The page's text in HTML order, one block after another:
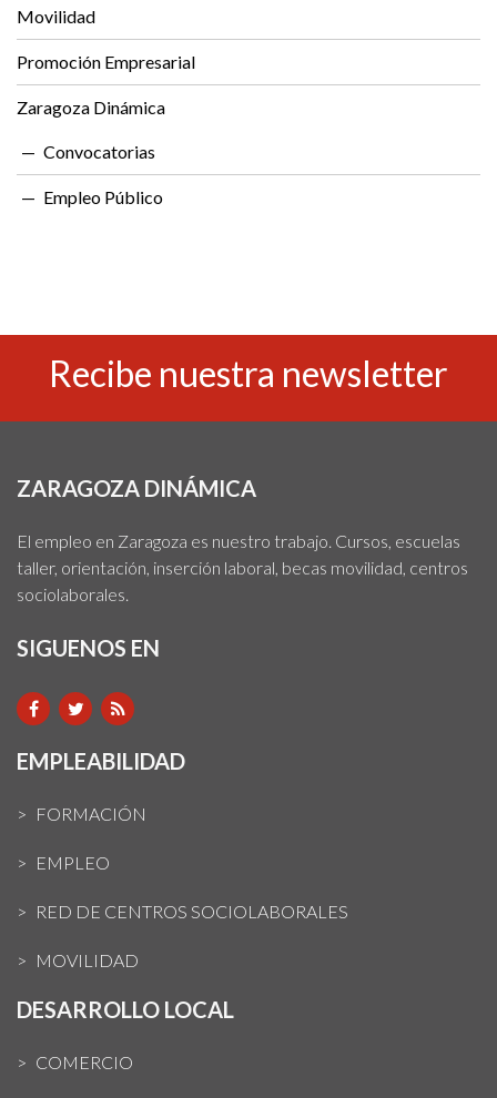
Movilidad
Promoción Empresarial
Zaragoza Dinámica
Convocatorias
Empleo Público
Recibe nuestra newsletter
ZARAGOZA DINÁMICA
El empleo en Zaragoza es nuestro trabajo. Cursos, escuelas
taller, orientación, inserción laboral, becas movilidad, centros
sociolaborales.
SIGUENOS EN
EMPLEABILIDAD
FORMACIÓN
EMPLEO
RED DE CENTROS SOCIOLABORALES
MOVILIDAD
DESARROLLO LOCAL
COMERCIO